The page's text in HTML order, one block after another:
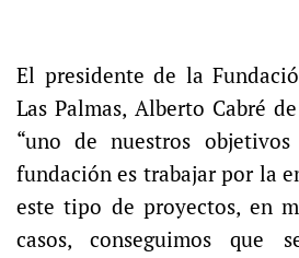
El presidente de la
Las Palmas, Alberto Cabré
“uno de nuestros
fundación es trabajar por la
este tipo de proyectos, en
casos, conseguimos que